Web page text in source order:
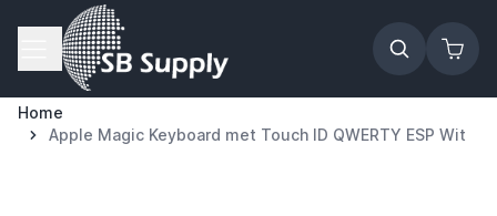
Ga naar de inhoud
Home
Apple Magic Keyboard met Touch ID QWERTY ESP Wit